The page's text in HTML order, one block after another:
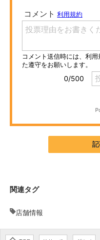
注目記事を集めた総合ページ
スマホと通信の最新トレン
進化するPCとデバイスの未
ビジネスと働き方のヒント
経営リーダーのコミュニティ
ITエンジニア向け専門サイト
関連タグ
店舗情報